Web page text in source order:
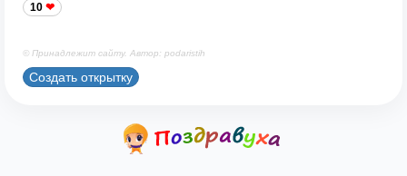
10
© Принадлежит сайту. Автор: podaristih
Создать открытку